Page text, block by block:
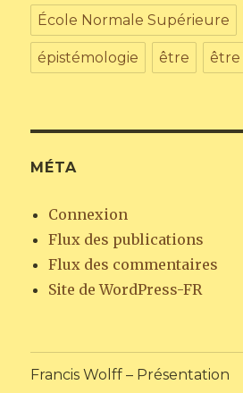
École Normale Supérieure
épistémologie être être
MÉTA
Connexion
Flux des publications
Flux des commentaires
Site de WordPress-FR
Francis Wolff – Présentation